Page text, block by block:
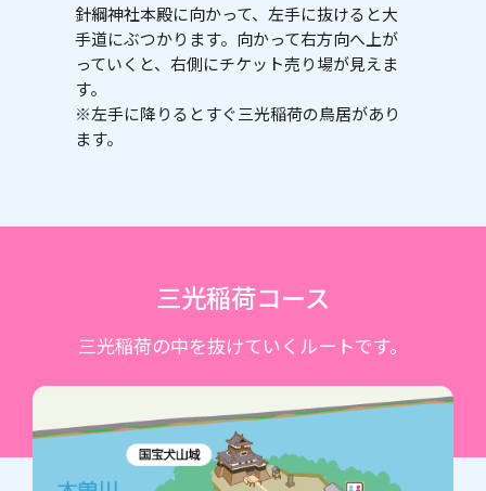
針綱神社本殿に向かって、左手に抜けると大
手道にぶつかります。向かって右方向へ上が
っていくと、右側にチケット売り場が見えま
す。
※左手に降りるとすぐ三光稲荷の鳥居があり
ます。
三光稲荷コース
三光稲荷の中を抜けていくルートです。